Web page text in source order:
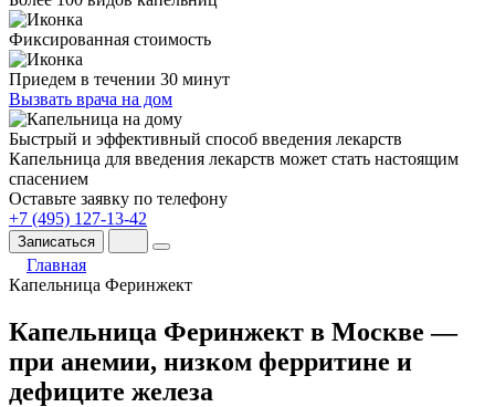
Фиксированная стоимость
Приедем в течении 30 минут
Вызвать врача на дом
Быстрый и эффективный способ введения лекарств
Капельница для введения лекарств может стать настоящим
спасением
Оставьте заявку по телефону
+7 (495) 127-13-42
Записаться
Главная
Капельница Феринжект
Капельница Феринжект в Москве —
при анемии, низком ферритине и
дефиците железа